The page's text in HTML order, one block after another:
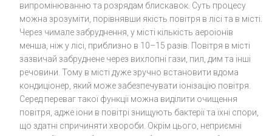
випромінюванню та розрядам блискавок. Суть процесу
можна зрозуміти, порівнявши якість повітря в лісі та в місті.
Через чимале забруднення, у місті кількість аероіонів
менша, ніж у лісі, приблизно в 10–15 разів. Повітря в місті
зазвичай забруднене через вихлопні гази, пил, дим та інші
речовини. Тому в місті дуже зручно встановити вдома
кондиціонер, який може забезпечувати іонізацію повітря.
Серед переваг такої функції можна виділити очищення
повітря, адже іони в повітрі знищують бактерії та їхні спори,
що здатні спричиняти хвороби. Окрім цього, неприємні